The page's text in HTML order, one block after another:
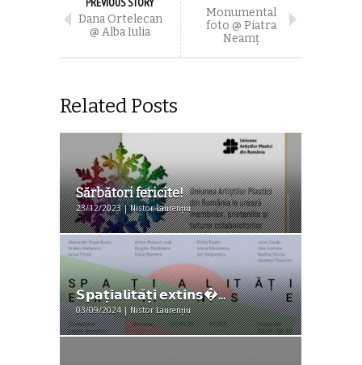
Dana Ortelecan
@ Alba Iulia
Monumental
foto @ Piatra
Neamț
Related Posts
Sărbători fericite!
23/12/2023 | Nistor Laurențiu
𝗦𝗽𝗮𝘁̦𝗶𝗮𝗹𝗶𝘁𝗮̆𝘁̦𝗶 𝗲𝘅𝘁𝗶𝗻𝘀�...
03/09/2024 | Nistor Laurențiu